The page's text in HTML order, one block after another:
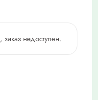
заказ недоступен.